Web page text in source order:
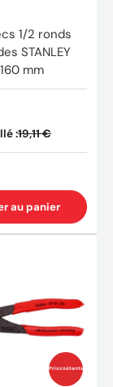
1/2 ronds
STANLEY
mm
:19,11 €
au panier
Prix coûtants